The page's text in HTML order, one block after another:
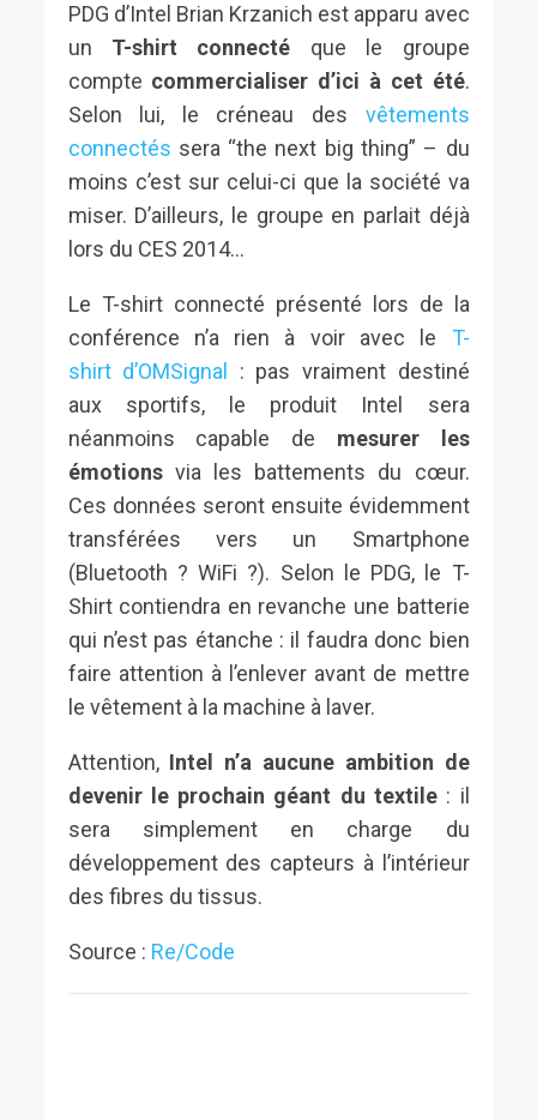
PDG d’Intel Brian Krzanich est apparu avec
un T-shirt connecté que le groupe
compte commercialiser d’ici à cet été.
Selon lui, le créneau des vêtements
connectés sera “the next big thing” – du
moins c’est sur celui-ci que la société va
miser. D’ailleurs, le groupe en parlait déjà
lors du CES 2014…
Le T-shirt connecté présenté lors de la
conférence n’a rien à voir avec le T-
shirt d’OMSignal
: pas vraiment destiné
aux sportifs, le produit Intel sera
néanmoins capable de mesurer les
émotionsvia les battements du cœur.
Ces données seront ensuite évidemment
transférées vers un Smartphone
(Bluetooth ? WiFi ?). Selon le PDG, le T-
Shirt contiendra en revanche une batterie
qui n’est pas étanche : il faudra donc bien
faire attention à l’enlever avant de mettre
le vêtement à la machine à laver.
Attention, Intel n’a aucune ambition de
devenir le prochain géant du textile: il
sera simplement en charge du
développement des capteurs à l’intérieur
des fibres du tissus.
Source : Re/Code